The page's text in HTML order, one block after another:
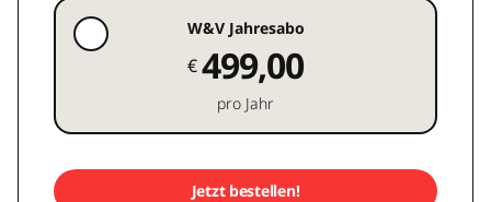
W&V Jahresabo
€499,00
pro Jahr
Jetzt bestellen!